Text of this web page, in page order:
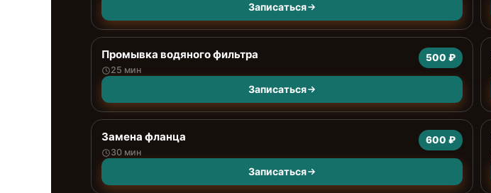
Записаться
Промывка водяного фильтра
25 мин
500 ₽
Записаться
Замена фланца
30 мин
600 ₽
Записаться